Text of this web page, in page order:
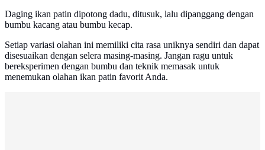
Daging ikan patin dipotong dadu, ditusuk, lalu dipanggang dengan
bumbu kacang atau bumbu kecap.
Setiap variasi olahan ini memiliki cita rasa uniknya sendiri dan dapat
disesuaikan dengan selera masing-masing. Jangan ragu untuk
bereksperimen dengan bumbu dan teknik memasak untuk
menemukan olahan ikan patin favorit Anda.